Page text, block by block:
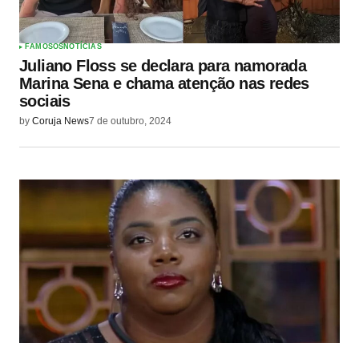
FAMOSOSNOTÍCIAS
Juliano Floss se declara para namorada
Marina Sena e chama atenção nas redes
sociais
by Coruja News7 de outubro, 2024